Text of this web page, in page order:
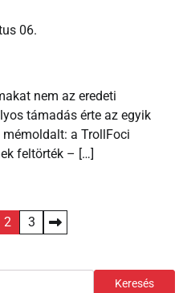
06.
nem az eredeti
támadás érte az egyik
a TrollFoci
feltörték – […]
2 3
Keresés